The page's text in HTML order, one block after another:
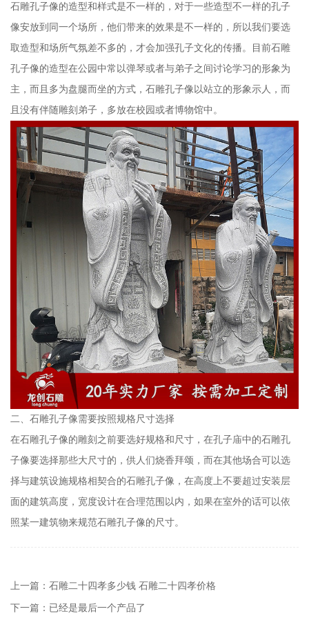
石雕孔子像的造型和样式是不一样的，对于一些造型不一样的孔子
像安放到同一个场所，他们带来的效果是不一样的，所以我们要选
取造型和场所气氛差不多的，才会加强孔子文化的传播。目前石雕
孔子像的造型在公园中常以弹琴或者与弟子之间讨论学习的形象为
主，而且多为盘腿而坐的方式，石雕孔子像以站立的形象示人，而
且没有伴随雕刻弟子，多放在校园或者博物馆中。
二、石雕孔子像需要按照规格尺寸选择
在石雕孔子像的雕刻之前要选好规格和尺寸，在孔子庙中的石雕孔
子像要选择那些大尺寸的，供人们烧香拜颂，而在其他场合可以选
择与建筑设施规格相契合的石雕孔子像，在高度上不要超过安装层
面的建筑高度，宽度设计在合理范围以内，如果在室外的话可以依
照某一建筑物来规范石雕孔子像的尺寸。
上一篇：石雕二十四孝多少钱 石雕二十四孝价格
下一篇：已经是最后一个产品了